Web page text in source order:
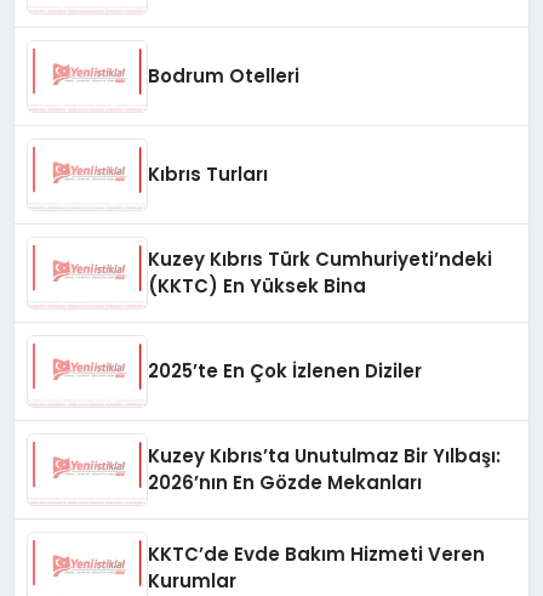
Bodrum Otelleri
Kıbrıs Turları
Kuzey Kıbrıs Türk Cumhuriyeti’ndeki
(KKTC) En Yüksek Bina
2025’te En Çok İzlenen Diziler
Kuzey Kıbrıs’ta Unutulmaz Bir Yılbaşı:
2026’nın En Gözde Mekanları
KKTC’de Evde Bakım Hizmeti Veren
Kurumlar